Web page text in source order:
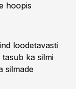
hoopis
loodetavasti
tasub ka silmi
silmade